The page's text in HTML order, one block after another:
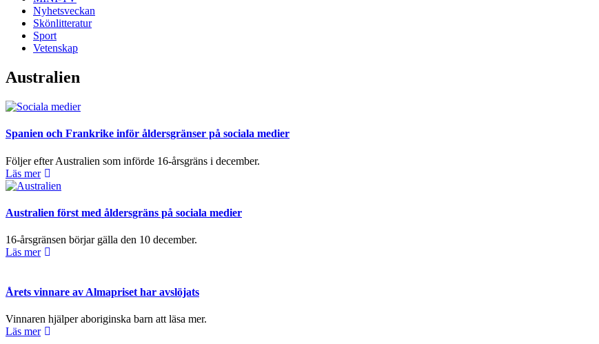
Nyhetsveckan
Skönlitteratur
Sport
Vetenskap
Australien
Spanien och Frankrike inför åldersgränser på sociala medier
Följer efter Australien som införde 16-årsgräns i december.
Läs mer
Australien först med åldersgräns på sociala medier
16-årsgränsen börjar gälla den 10 december.
Läs mer
Årets vinnare av Almapriset har avslöjats
Vinnaren hjälper aboriginska barn att läsa mer.
Läs mer
Upplevelse
För att vår
prestera så
möjligt
besök. Om
här kakorna
kommer viss
funktionalitet
att försvinna
hemsidan.
med dig av dina
intressen och ditt
beteende när du
surfar ökar du
chansen att få se